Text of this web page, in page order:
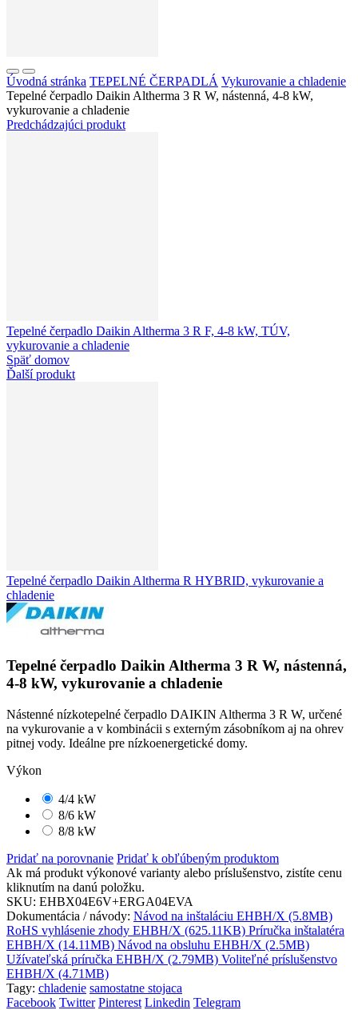
Úvodná stránka TEPELNÉ ČERPADLÁ Vykurovanie a chladenie
Tepelné čerpadlo Daikin Altherma 3 R W, nástenná, 4-8 kW,
vykurovanie a chladenie
Predchádzajúci produkt
Tepelné čerpadlo Daikin Altherma 3 R F, 4-8 kW, TÚV,
vykurovanie a chladenie
Späť domov
Ďalší produkt
Tepelné čerpadlo Daikin Altherma R HYBRID, vykurovanie a
chladenie
Tepelné čerpadlo Daikin Altherma 3 R W, nástenná,
4-8 kW, vykurovanie a chladenie
Nástenné nízkotepelné čerpadlo DAIKIN Altherma 3 R W, určené
na vykurovanie a v kombinácii s externým zásobníkom aj na ohrev
pitnej vody. Ideálne pre nízkoenergetické domy.
Výkon
4/4 kW
8/6 kW
8/8 kW
Pridať na porovnanie Pridať k obľúbeným produktom
Ak má produkt výkonové varianty alebo príslušenstvo, zistíte cenu
kliknutím na danú položku.
SKU: EHBX04E6V+ERGA04EVA
Dokumentácia / návody: Návod na inštaláciu EHBH/X (5.8MB)
RoHS vyhlásenie zhody EHBH/X (625.11KB) Príručka inštalatéra
EHBH/X (14.11MB) Návod na obsluhu EHBH/X (2.5MB)
Užívateľská príručka EHBH/X (2.79MB) Voliteľné príslušenstvo
EHBH/X (4.71MB)
Tagy: chladenie samostatne stojaca
Facebook Twitter Pinterest Linkedin Telegram